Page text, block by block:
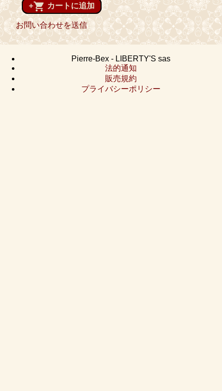
+shopping_cart カートに追加
お問い合わせを送信
Pierre-Bex - LIBERTY'S sas
法的通知
販売規約
プライバシーポリシー